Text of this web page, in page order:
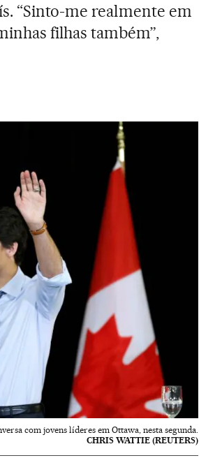
“Sinto-me realmente em
filhas também”,
com jovens líderes em Ottawa, nesta segunda.
CHRIS WATTIE (REUTERS)